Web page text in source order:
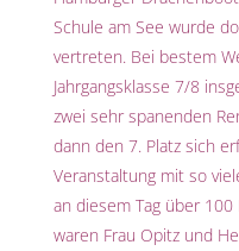
Schule am See wurde
vertreten. Bei bestem
Jahrgangsklasse 7/8
zwei sehr spanenden
dann den 7. Platz sich
Veranstaltung mit so
an diesem Tag über
waren Frau Opitz und